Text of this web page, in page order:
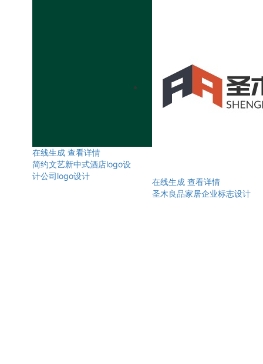
在线生成 查看详情
简约文艺新中式酒店logo设
计公司logo设计
在线生成 查看详情
圣木良品家居企业标志设计